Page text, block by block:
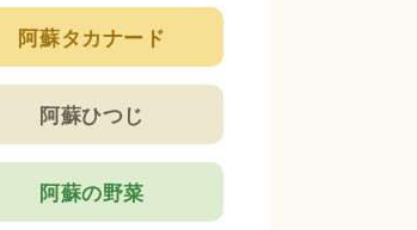
阿蘇タカナード
阿蘇ひつじ
阿蘇の野菜